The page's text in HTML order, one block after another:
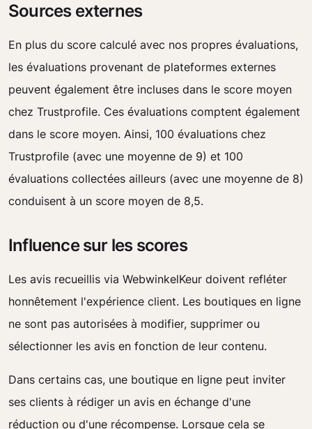
Sources externes
En plus du score calculé avec nos propres évaluations,
les évaluations provenant de plateformes externes
peuvent également être incluses dans le score moyen
chez Trustprofile. Ces évaluations comptent également
dans le score moyen. Ainsi, 100 évaluations chez
Trustprofile (avec une moyenne de 9) et 100
évaluations collectées ailleurs (avec une moyenne de 8)
conduisent à un score moyen de 8,5.
Influence sur les scores
Les avis recueillis via WebwinkelKeur doivent refléter
honnêtement l'expérience client. Les boutiques en ligne
ne sont pas autorisées à modifier, supprimer ou
sélectionner les avis en fonction de leur contenu.
Dans certains cas, une boutique en ligne peut inviter
ses clients à rédiger un avis en échange d'une
réduction ou d'une récompense. Lorsque cela se